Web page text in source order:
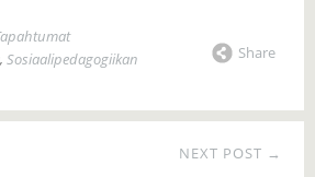
, Sosiaalipedagogiikan
Share
NEXT POST →